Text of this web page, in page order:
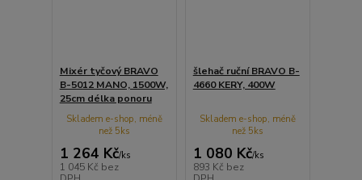
Mixér tyčový BRAVO
B-5012 MANO, 1500W,
25cm délka ponoru
1 264 Kč/ks
1 045 Kč bez
Skladem e-shop, méně
než 5ks
šlehač ruční BRAVO B-
4660 KERY, 400W
1 080 Kč/ks
893 Kč bez
Skladem e-shop, méně
než 5ks